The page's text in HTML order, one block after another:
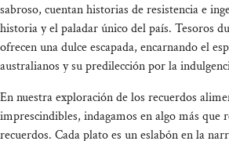
sabroso, cuentan historias de resistencia e
historia y el paladar único del país. Tesoros
ofrecen una dulce escapada, encarnando el
australianos y su predilección por la
En nuestra exploración de los recuerdos
imprescindibles, indagamos en algo más que
recuerdos. Cada plato es un eslabón en la